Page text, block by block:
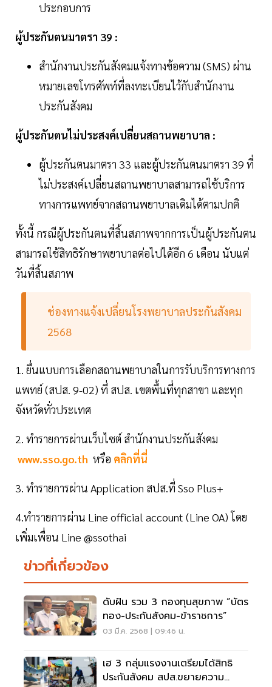
ประกอบการ
ผู้ประกันตนมาตรา 39 :
สำนักงานประกันสังคมแจ้งทางข้อความ (SMS) ผ่าน
หมายเลขโทรศัพท์ที่ลงทะเบียนไว้กับสำนักงาน
ประกันสังคม
ผู้ประกันตนไม่ประสงค์เปลี่ยนสถานพยาบาล :
ผู้ประกันตนมาตรา 33 และผู้ประกันตนมาตรา 39 ที่
ไม่ประสงค์เปลี่ยนสถานพยาบาลสามารถใช้บริการ
ทางการแพทย์จากสถานพยาบาลเดิมได้ตามปกติ
ทั้งนี้ กรณีผู้ประกันตนที่สิ้นสภาพจากการเป็นผู้ประกันตน
สามารถใช้สิทธิรักษาพยาบาลต่อไปได้อีก 6 เดือน นับแต่
วันที่สิ้นสภาพ
ช่องทางแจ้งเปลี่ยนโรงพยาบาลประกันสังคม
2568
1. ยื่นแบบการเลือกสถานพยาบาลในการรับบริการทางการ
แพทย์ (สปส. 9-02) ที่ สปส. เขตพื้นที่ทุกสาขา และทุก
จังหวัดทั่วประเทศ
2. ทำรายการผ่านเว็บไซต์ สำนักงานประกันสังคม
www.sso.go.th หรือ คลิกที่นี่
3. ทำรายการผ่าน Application สปส.ที่ Sso Plus+
4.ทำรายการผ่าน Line official account (Line OA) โดย
เพิ่มเพื่อน Line @ssothai
ข่าวที่เกี่ยวข้อง
ดับฝัน รวม 3 กองทุนสุขภาพ “บัตร
ทอง-ประกันสังคม-ข้าราชการ”
03 มี.ค. 2568 | 09:46 น.
เฮ 3 กลุ่มแรงงานเตรียมได้สิทธิ
ประกันสังคม สปส.ขยายความ